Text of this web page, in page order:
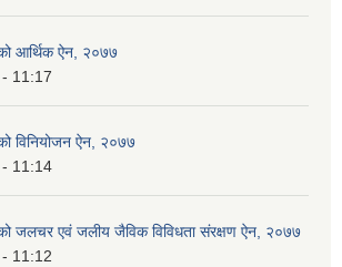
आर्थिक ऐन, २०७७
11:17
विनियोजन ऐन, २०७७
11:14
जलचर एवं जलीय जैविक विविधता संरक्षण ऐन, २०७७
11:12